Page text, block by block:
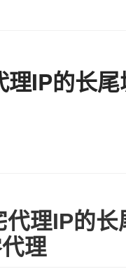
IP的长
理IP的
理